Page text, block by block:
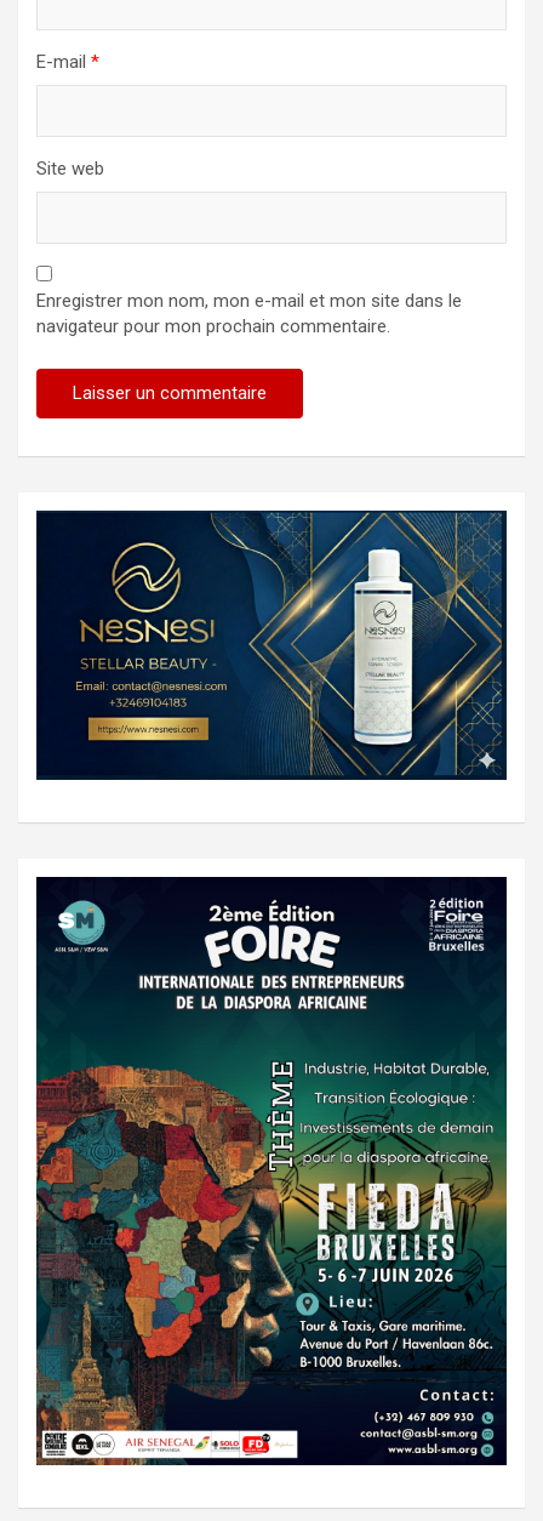
E-mail *
Site web
Enregistrer mon nom, mon e-mail et mon site dans le
navigateur pour mon prochain commentaire.